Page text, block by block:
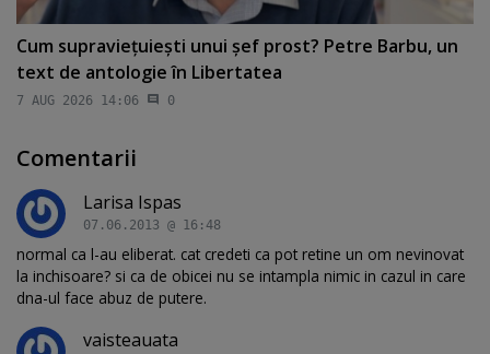
Cum supravieţuieşti unui şef prost? Petre Barbu, un
text de antologie în Libertatea
7 AUG 2026 14:06 0
Comentarii
Larisa Ispas
07.06.2013 @ 16:48
normal ca l-au eliberat. cat credeti ca pot retine un om nevinovat
la inchisoare? si ca de obicei nu se intampla nimic in cazul in care
dna-ul face abuz de putere.
vaisteauata